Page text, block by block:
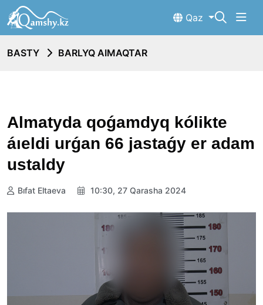
Qaz
BASTY BARLYQ AIMAQTAR
Almatyda qoǵamdyq kólikte
áıeldi urǵan 66 jastaǵy er adam
ustaldy
Bıfat Eltaeva 10:30, 27 Qarasha 2024